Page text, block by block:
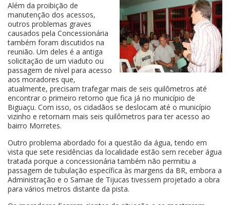
Além da proibição de
manutenção dos acessos,
outros problemas graves
causados pela Concessionária
também foram discutidos na
reunião. Um deles é a antiga
solicitação de um viaduto ou
passagem de nível para acesso
aos moradores que,
atualmente, precisam trafegar mais de seis quilômetros até
encontrar o primeiro retorno que fica já no município de
Biguaçu. Com isso, os cidadãos se deslocam até o município
vizinho e retornam mais seis quilômetros para ter acesso ao
bairro Morretes.
Outro problema abordado foi a questão da água, tendo em
vista que sete residências da localidade estão sem receber água
tratada porque a concessionária também não permitiu a
passagem de tubulação específica às margens da BR, embora a
Administração e o Samae de Tijucas tivessem projetado a obra
para vários metros distante da pista.